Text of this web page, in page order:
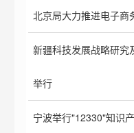
北京局大力推进电子商
新疆科技发展战略研究
举行
宁波举行"12330"知识